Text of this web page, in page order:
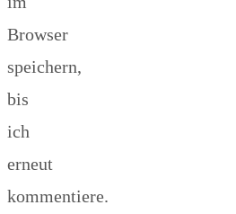
Browser
speichern,
bis
ich
erneut
kommentiere.